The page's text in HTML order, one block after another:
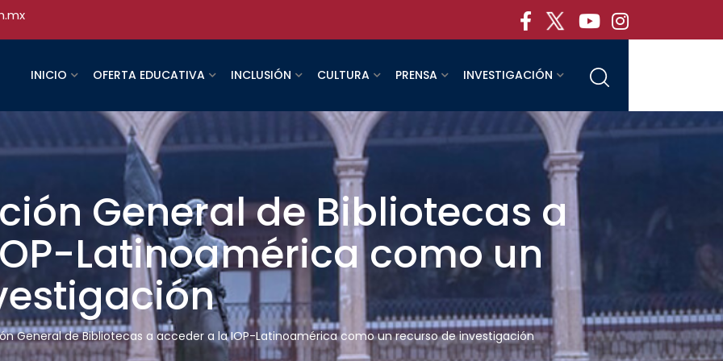
INICIO OFERTA EDUCATIVA INCLUSIÓN CULTURA PRENSA INVESTIGACIÓN
General de Bibliotecas a
Latinoamérica como un
General de Bibliotecas a acceder a la IOP-Latinoamérica como un recurso de investigación